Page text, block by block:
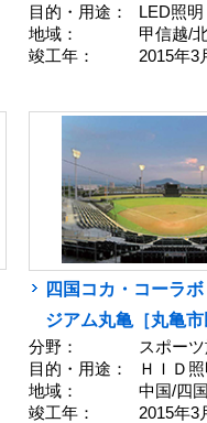
目的・用途：
LED照明
地域：
甲信越/
竣工年：
2015年3
四国コカ・コーラ
ジアム丸亀［丸亀市
分野：
スポー
目的・用途：
ＨＩＤ
地域：
中国/四国
竣工年：
2015年3